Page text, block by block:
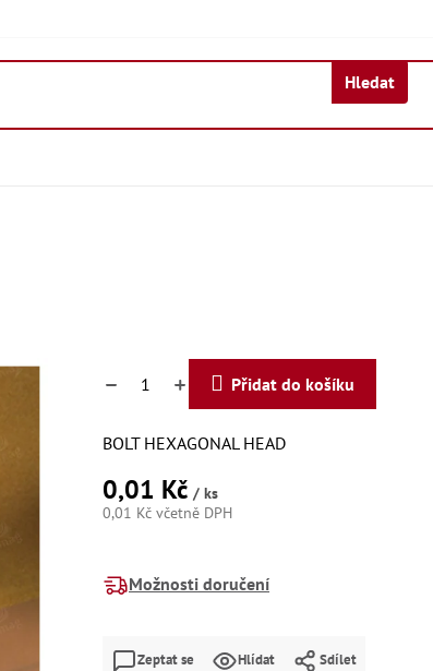
Hledat
0,01 Kč / ks
0,01 Kč včetně DPH
Možnosti doručení
Přidat do košíku
BOLT HEXAGONAL HEAD
Zeptat se Hlídat Sdílet